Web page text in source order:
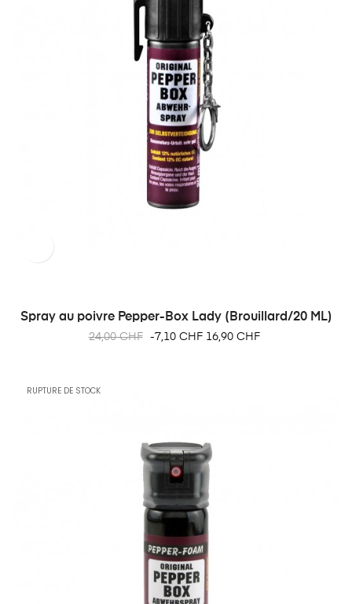
Spray au poivre Pepper-Box Lady (Brouillard/20 ML)
Prix
24,00 CHF -7,10 CHF Prix
16,90 CHF
RUPTURE DE STOCK